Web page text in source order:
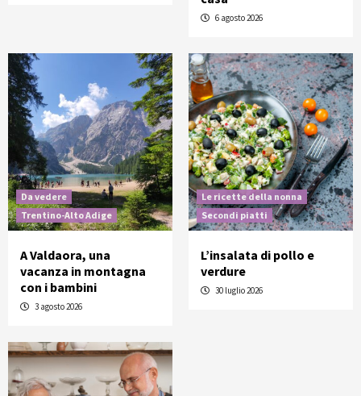
6 agosto 2026
Da vedere
Trentino-Alto Adige
A Valdaora, una
vacanza in montagna
con i bambini
3 agosto 2026
Le ricette della nonna
Secondi piatti
L’insalata di pollo e
verdure
30 luglio 2026